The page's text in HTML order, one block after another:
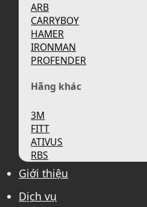
ARB
CARRYBOY
HAMER
IRONMAN
PROFENDER
Hãng khác
3M
FITT
ATIVUS
RBS
Giới thiệu
Dịch vụ